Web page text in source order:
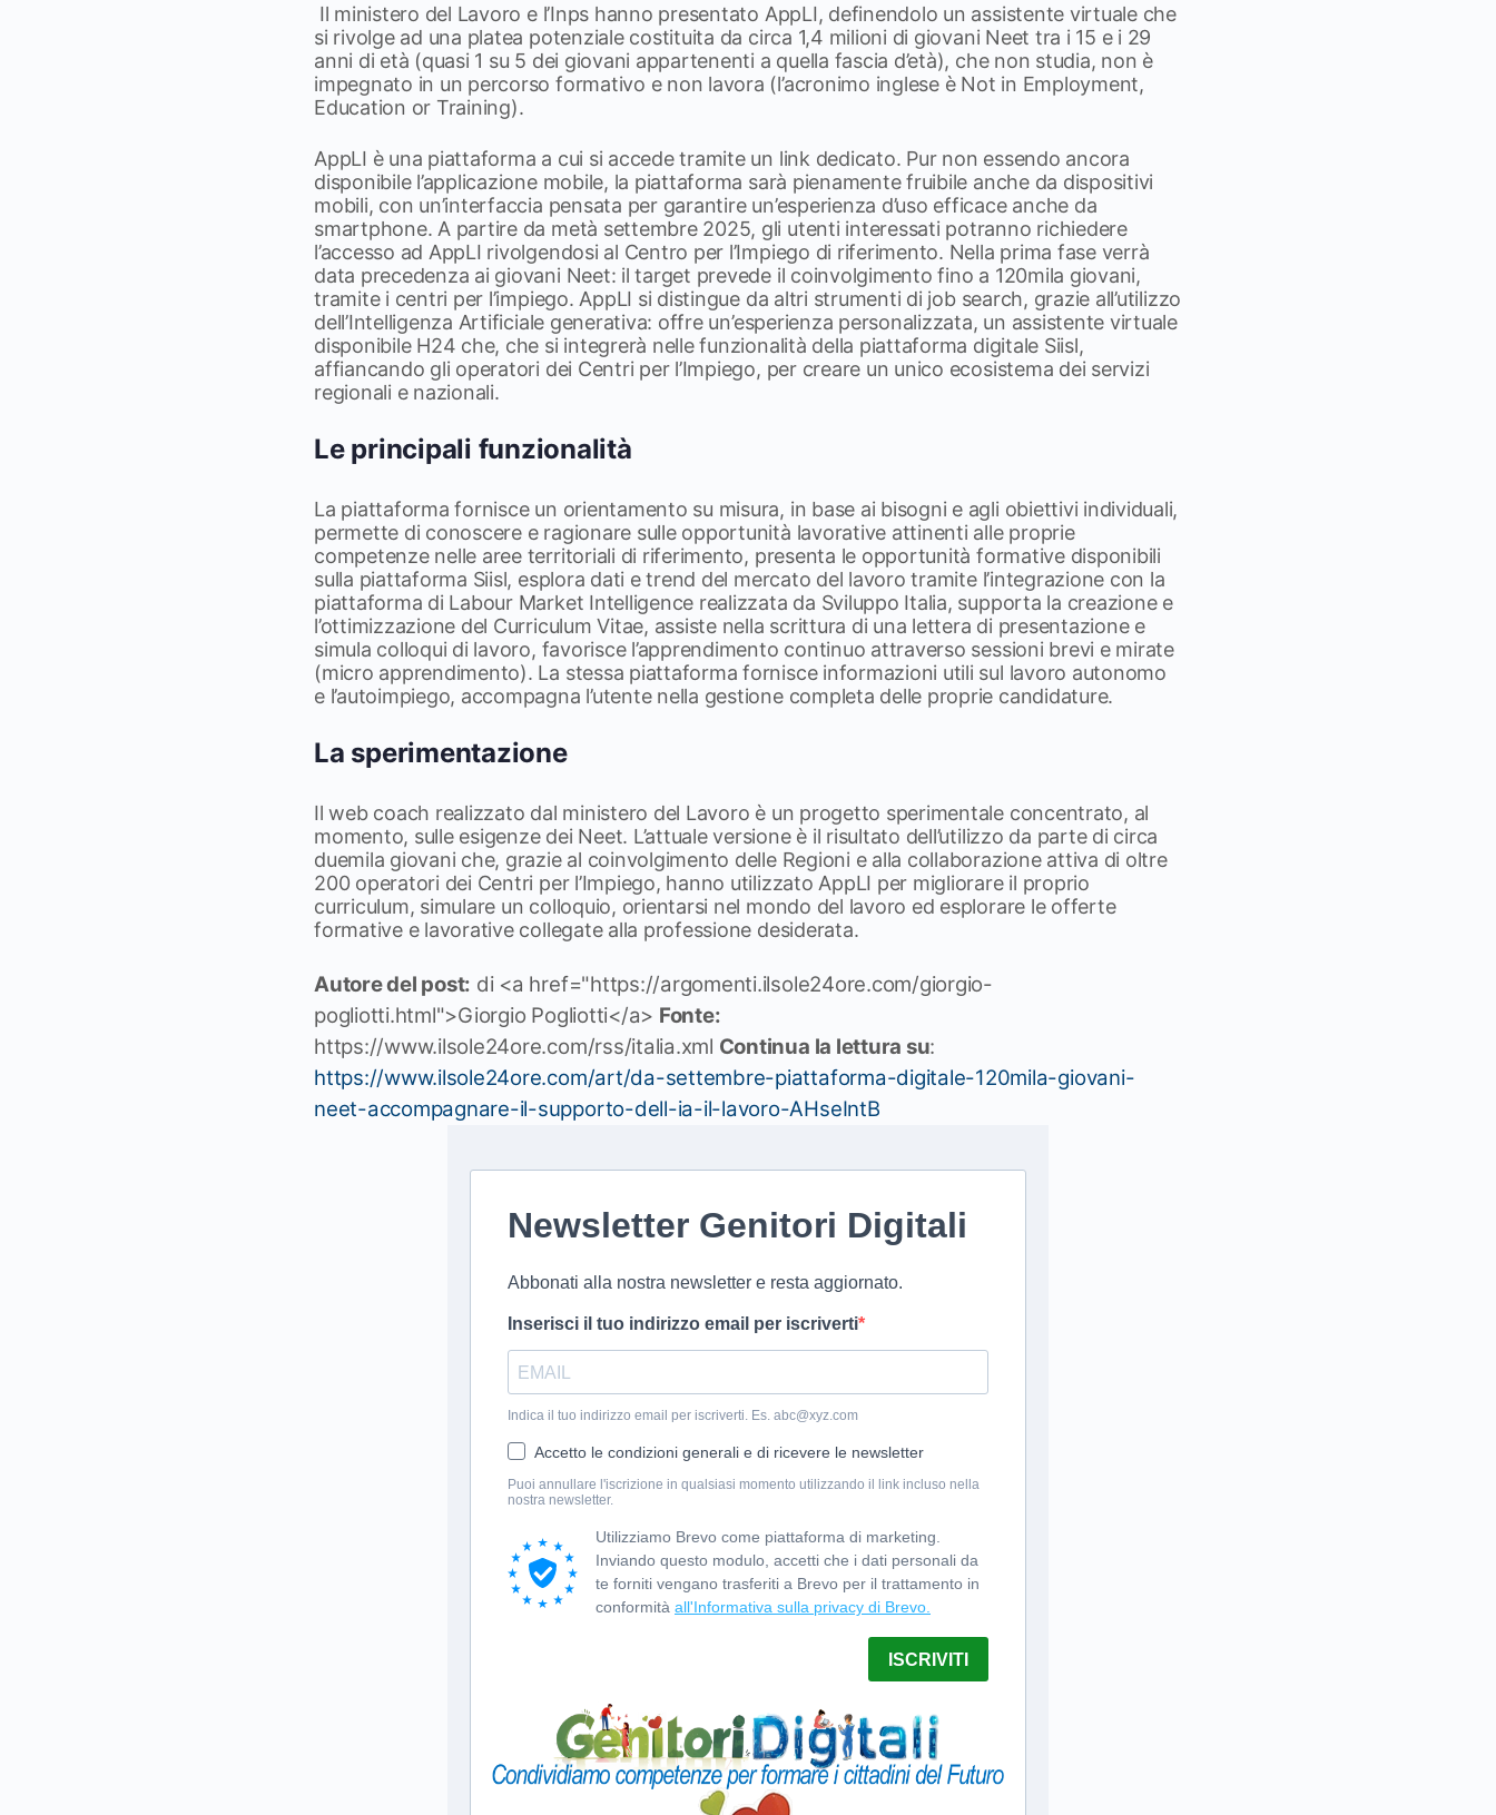
Il ministero del Lavoro e l’Inps hanno presentato AppLI, definendolo un assistente virtuale che
si rivolge ad una platea potenziale costituita da circa 1,4 milioni di giovani Neet tra i 15 e i 29
anni di età (quasi 1 su 5 dei giovani appartenenti a quella fascia d’età), che non studia, non è
impegnato in un percorso formativo e non lavora (l’acronimo inglese è Not in Employment,
Education or Training).
AppLI è una piattaforma a cui si accede tramite un link dedicato. Pur non essendo ancora
disponibile l’applicazione mobile, la piattaforma sarà pienamente fruibile anche da dispositivi
mobili, con un’interfaccia pensata per garantire un’esperienza d’uso efficace anche da
smartphone. A partire da metà settembre 2025, gli utenti interessati potranno richiedere
l’accesso ad AppLI rivolgendosi al Centro per l’Impiego di riferimento. Nella prima fase verrà
data precedenza ai giovani Neet: il target prevede il coinvolgimento fino a 120mila giovani,
tramite i centri per l’impiego. AppLI si distingue da altri strumenti di job search, grazie all’utilizzo
dell’Intelligenza Artificiale generativa: offre un’esperienza personalizzata, un assistente virtuale
disponibile H24 che, che si integrerà nelle funzionalità della piattaforma digitale Siisl,
affiancando gli operatori dei Centri per l’Impiego, per creare un unico ecosistema dei servizi
regionali e nazionali.
Le principali funzionalità
La piattaforma fornisce un orientamento su misura, in base ai bisogni e agli obiettivi individuali,
permette di conoscere e ragionare sulle opportunità lavorative attinenti alle proprie
competenze nelle aree territoriali di riferimento, presenta le opportunità formative disponibili
sulla piattaforma Siisl, esplora dati e trend del mercato del lavoro tramite l’integrazione con la
piattaforma di Labour Market Intelligence realizzata da Sviluppo Italia, supporta la creazione e
l’ottimizzazione del Curriculum Vitae, assiste nella scrittura di una lettera di presentazione e
simula colloqui di lavoro, favorisce l’apprendimento continuo attraverso sessioni brevi e mirate
(micro apprendimento). La stessa piattaforma fornisce informazioni utili sul lavoro autonomo
e l’autoimpiego, accompagna l’utente nella gestione completa delle proprie candidature.
La sperimentazione
Il web coach realizzato dal ministero del Lavoro è un progetto sperimentale concentrato, al
momento, sulle esigenze dei Neet. L’attuale versione è il risultato dell’utilizzo da parte di circa
duemila giovani che, grazie al coinvolgimento delle Regioni e alla collaborazione attiva di oltre
200 operatori dei Centri per l’Impiego, hanno utilizzato AppLI per migliorare il proprio
curriculum, simulare un colloquio, orientarsi nel mondo del lavoro ed esplorare le offerte
formative e lavorative collegate alla professione desiderata.
Autore del post: di <a href="https://argomenti.ilsole24ore.com/giorgio-
pogliotti.html">Giorgio Pogliotti</a> Fonte:
https://www.ilsole24ore.com/rss/italia.xml Continua la lettura su:
https://www.ilsole24ore.com/art/da-settembre-piattaforma-digitale-120mila-giovani-
neet-accompagnare-il-supporto-dell-ia-il-lavoro-AHseIntB